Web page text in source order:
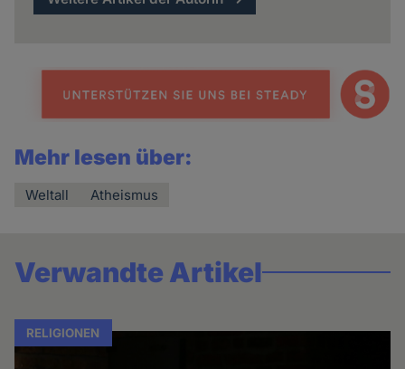
Mehr lesen über:
Weltall Atheismus
Verwandte Artikel
RELIGIONEN